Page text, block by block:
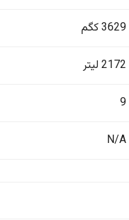
3629 کگم
2172 لیتر
9
N/A